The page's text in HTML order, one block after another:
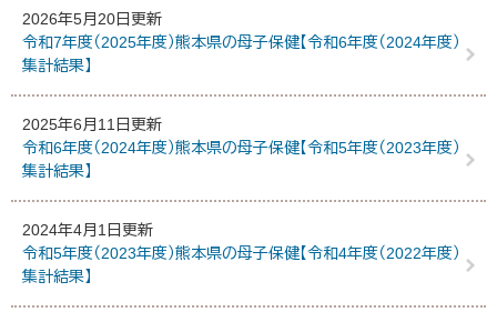
2026年5月20日更新
令和7年度（2025年度）熊本県の母子保健【令和6年度（2024年度）
集計結果】
2025年6月11日更新
令和6年度（2024年度）熊本県の母子保健【令和5年度（2023年度）
集計結果】
2024年4月1日更新
令和5年度（2023年度）熊本県の母子保健【令和4年度（2022年度）
集計結果】